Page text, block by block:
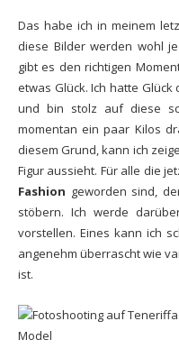
Das habe ich in meinem
diese Bilder werden wohl
gibt es den richtigen
etwas Glück. Ich hatte
und bin stolz auf diese
momentan ein paar Kilos
diesem Grund, kann ich
Figur aussieht. Für alle die
Fashion geworden sind,
stöbern. Ich werde
vorstellen. Eines kann ich
angenehm überrascht wie
ist.